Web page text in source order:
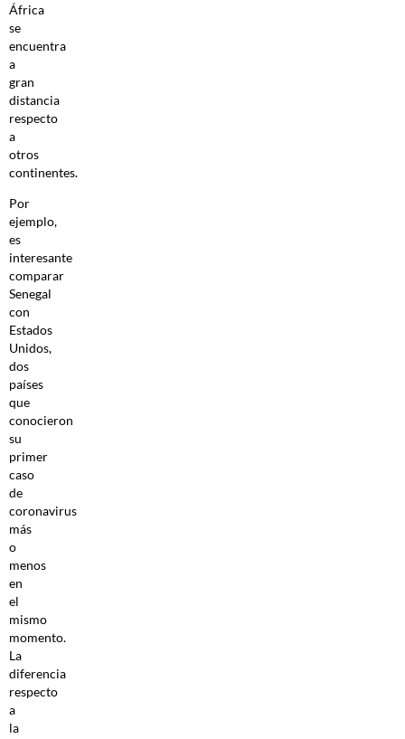
África
se
encuentra
a
gran
distancia
respecto
a
otros
continentes.
Por
ejemplo,
es
interesante
comparar
Senegal
con
Estados
Unidos,
dos
países
que
conocieron
su
primer
caso
de
coronavirus
más
o
menos
en
el
mismo
momento.
La
diferencia
respecto
a
la